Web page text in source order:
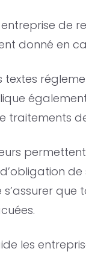
de
donné en
traitements
de
que
les